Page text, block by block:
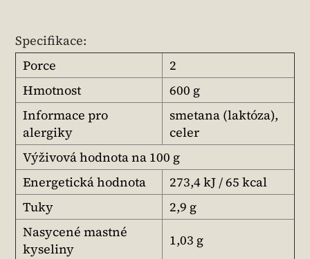
Specifikace:
Porce
2
Hmotnost
600 g
Informace pro
alergiky
smetana (laktóza),
celer
Výživová hodnota na 100 g
Energetická hodnota
273,4 kJ / 65 kcal
Tuky
2,9 g
Nasycené mastné
kyseliny
1,03 g